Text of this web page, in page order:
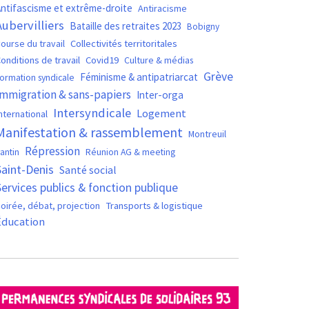
et extrême-droite Antiracisme
Bataille des retraites 2023 Bobigny
du travail Collectivités territoritales
de travail Covid19 Culture & médias
syndicale Féminisme & antipatriarcat Grève
& sans-papiers Inter-orga
Intersyndicale Logement
& rassemblement Montreuil
Répression Réunion AG & meeting
Denis Santé social
publics & fonction publique
débat, projection Transports & logistique